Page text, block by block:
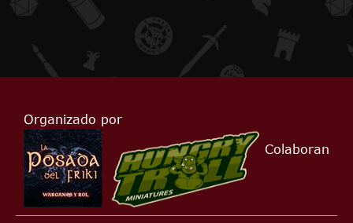
Organizado por
Colaboran